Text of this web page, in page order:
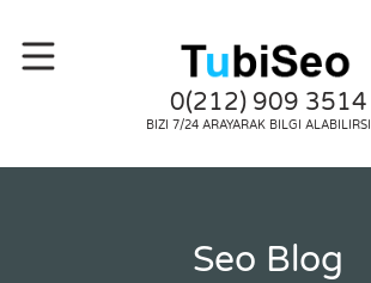
0(212) 909 3514
BIZI 7/24 ARAYARAK BILGI
Seo Blog